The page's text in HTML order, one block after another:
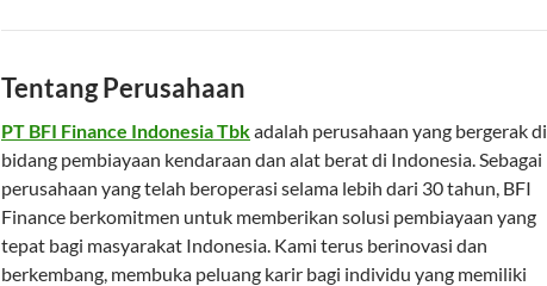
Tentang Perusahaan
PT BFI Finance Indonesia Tbkadalah perusahaan yang bergerak di
bidang pembiayaan kendaraan dan alat berat di Indonesia. Sebagai
perusahaan yang telah beroperasi selama lebih dari 30 tahun, BFI
Finance berkomitmen untuk memberikan solusi pembiayaan yang
tepat bagi masyarakat Indonesia. Kami terus berinovasi dan
berkembang, membuka peluang karir bagi individu yang memiliki